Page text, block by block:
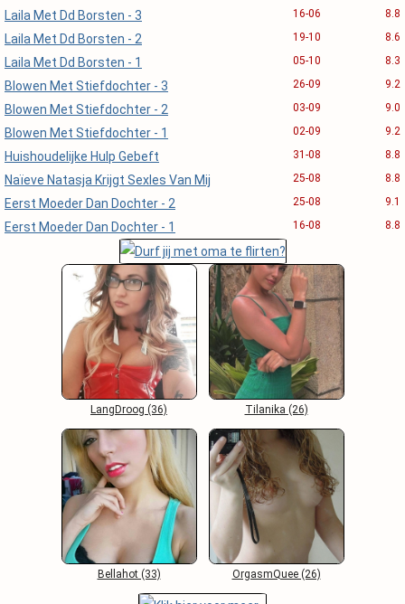
Laila Met Dd Borsten - 3 16-06 8.8
Laila Met Dd Borsten - 2 19-10 8.6
Laila Met Dd Borsten - 1 05-10 8.3
Blowen Met Stiefdochter - 3 26-09 9.2
Blowen Met Stiefdochter - 2 03-09 9.0
Blowen Met Stiefdochter - 1 02-09 9.2
Huishoudelijke Hulp Gebeft 31-08 8.8
Naïeve Natasja Krijgt Sexles Van Mij 25-08 8.8
Eerst Moeder Dan Dochter - 2 25-08 9.1
Eerst Moeder Dan Dochter - 1 16-08 8.8
LangDroog (36) Tilanika (26)
Bellahot (33) OrgasmQuee (26)